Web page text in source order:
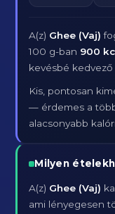
A(z) Ghee (Vaj)
100 g-ban 900
kevésbé kedvező
Kis, pontosan
— érdemes a
alacsonyabb
Milyen
A(z) Ghee (Vaj)
ami lényegesen